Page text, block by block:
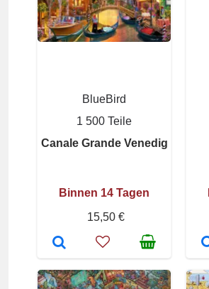
BlueBird
1 500 Teile
Canale Grande Venedig
Binnen 14 Tagen
15,50 €